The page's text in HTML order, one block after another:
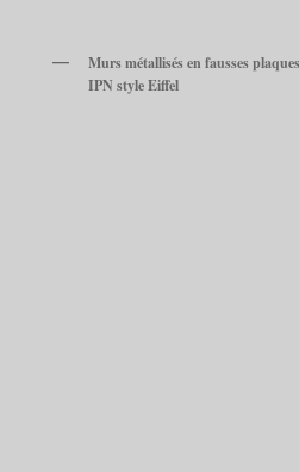
Murs métallisés en fausses
IPN style Eiffel